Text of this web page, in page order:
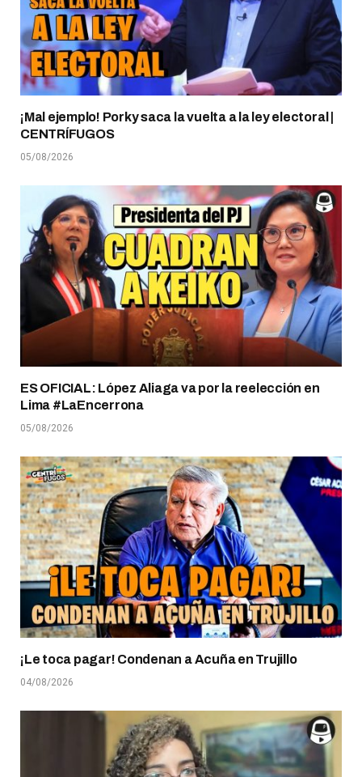
¡Mal ejemplo! Porky saca la vuelta a la ley electoral |
CENTRÍFUGOS
05/08/2026
ES OFICIAL: López Aliaga va por la reelección en
Lima #LaEncerrona
05/08/2026
¡Le toca pagar! Condenan a Acuña en Trujillo
04/08/2026